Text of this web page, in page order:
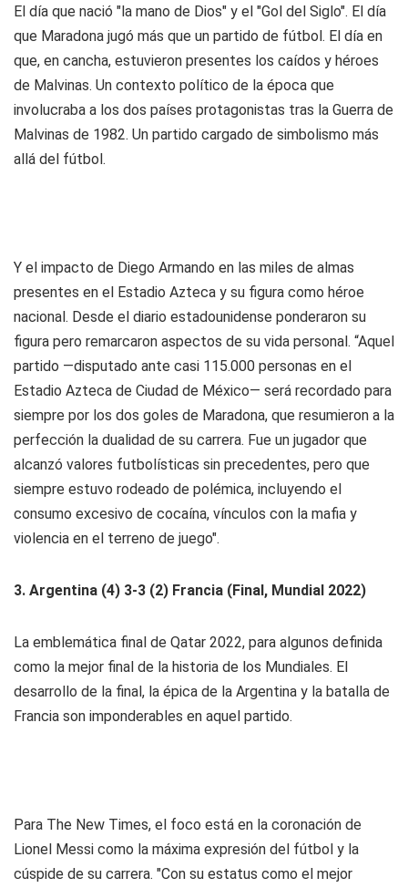
El día que nació "la mano de Dios" y el "Gol del Siglo". El día
que Maradona jugó más que un partido de fútbol. El día en
que, en cancha, estuvieron presentes los caídos y héroes
de Malvinas. Un contexto político de la época que
involucraba a los dos países protagonistas tras la Guerra de
Malvinas de 1982. Un partido cargado de simbolismo más
allá del fútbol.
Y el impacto de Diego Armando en las miles de almas
presentes en el Estadio Azteca y su figura como héroe
nacional. Desde el diario estadounidense ponderaron su
figura pero remarcaron aspectos de su vida personal. “Aquel
partido —disputado ante casi 115.000 personas en el
Estadio Azteca de Ciudad de México— será recordado para
siempre por los dos goles de Maradona, que resumieron a la
perfección la dualidad de su carrera. Fue un jugador que
alcanzó valores futbolísticas sin precedentes, pero que
siempre estuvo rodeado de polémica, incluyendo el
consumo excesivo de cocaína, vínculos con la mafia y
violencia en el terreno de juego".
3. Argentina (4) 3-3 (2) Francia (Final, Mundial 2022)
La emblemática final de Qatar 2022, para algunos definida
como la mejor final de la historia de los Mundiales. El
desarrollo de la final, la épica de la Argentina y la batalla de
Francia son imponderables en aquel partido.
Para The New Times, el foco está en la coronación de
Lionel Messi como la máxima expresión del fútbol y la
cúspide de su carrera. "Con su estatus como el mejor